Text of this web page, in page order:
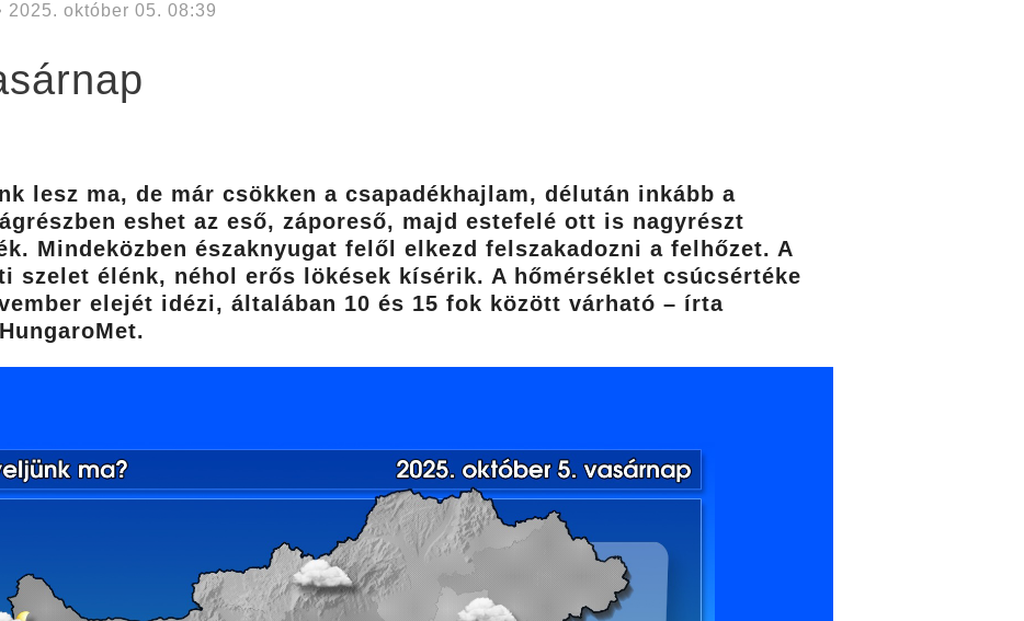
2025. október 05. 08:39
lesz ma, de már csökken a csapadékhajlam, délután inkább a
eshet az eső, záporeső, majd estefelé ott is nagyrészt
Mindeközben északnyugat felől elkezd felszakadozni a felhőzet. A
szelet élénk, néhol erős lökések kísérik. A hőmérséklet csúcsértéke
elejét idézi, általában 10 és 15 fok között várható – írta